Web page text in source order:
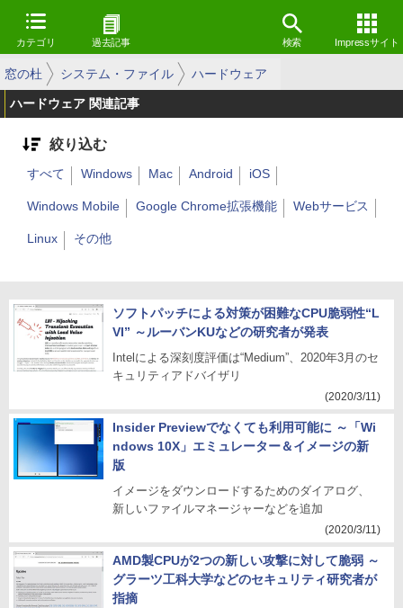
カテゴリ 過去記事 検索 Impressサイト
窓の杜 システム・ファイル ハードウェア
ハードウェア 関連記事
絞り込む
すべて Windows Mac Android iOS
Windows Mobile Google Chrome拡張機能 Webサービス
Linux その他
ソフトパッチによる対策が困難なCPU脆弱性“L
VI” ～ルーバンKUなどの研究者が発表
Intelによる深刻度評価は“Medium”、2020年3月のセ
キュリティアドバイザリ
(2020/3/11)
Insider Previewでなくても利用可能に ～「Wi
ndows 10X」エミュレーター＆イメージの新
版
イメージをダウンロードするためのダイアログ、
新しいファイルマネージャーなどを追加
(2020/3/11)
AMD製CPUが2つの新しい攻撃に対して脆弱 ～
グラーツ工科大学などのセキュリティ研究者が
指摘